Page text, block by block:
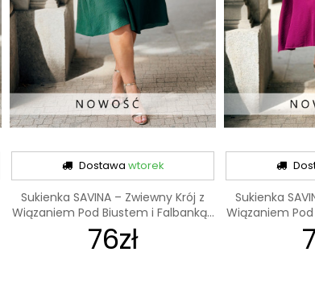
Dostawa wtorek
Sukienka SAVINA – Zwiewny Krój z
Wiązaniem Pod Biustem i Falbanką...
76zł
Sukienka
Wiązaniem